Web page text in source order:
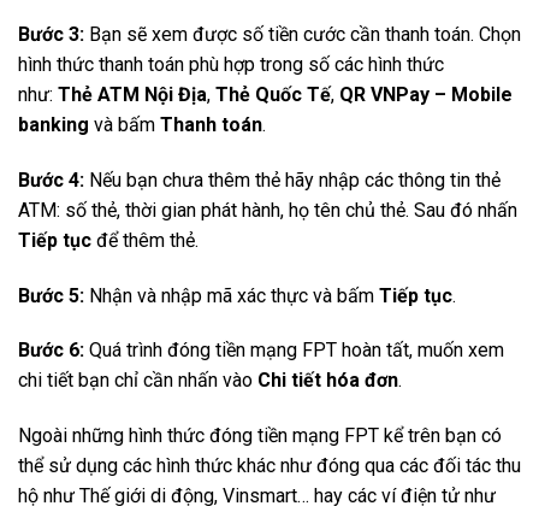
Bước 3: Bạn sẽ xem được số tiền cước cần thanh toán. Chọn
hình thức thanh toán phù hợp trong số các hình thức
như: Thẻ ATM Nội Địa, Thẻ Quốc Tế, QR VNPay – Mobile
banking và bấm Thanh toán.
Bước 4: Nếu bạn chưa thêm thẻ hãy nhập các thông tin thẻ
ATM: số thẻ, thời gian phát hành, họ tên chủ thẻ. Sau đó nhấn
Tiếp tục để thêm thẻ.
Bước 5: Nhận và nhập mã xác thực và bấm Tiếp tục.
Bước 6: Quá trình đóng tiền mạng FPT hoàn tất, muốn xem
chi tiết bạn chỉ cần nhấn vào Chi tiết hóa đơn.
Ngoài những hình thức đóng tiền mạng FPT kể trên bạn có
thể sử dụng các hình thức khác như đóng qua các đối tác thu
hộ như Thế giới di động, Vinsmart… hay các ví điện tử như